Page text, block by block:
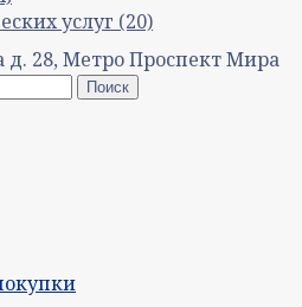
услуг (20)
28, Метро Проспект Мира